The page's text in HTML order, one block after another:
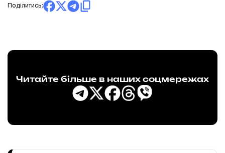
Поділитись:
Читайте більше в наших соцмережах